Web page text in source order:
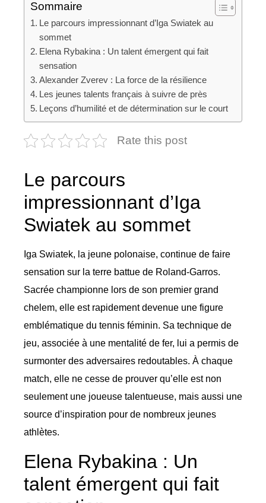
Sommaire
Le parcours impressionnant d’Iga Swiatek au
sommet
Elena Rybakina : Un talent émergent qui fait
sensation
Alexander Zverev : La force de la résilience
Les jeunes talents français à suivre de près
Leçons d’humilité et de détermination sur le court
Rate this post
Le parcours
impressionnant d’Iga
Swiatek au sommet
Iga Swiatek, la jeune polonaise, continue de faire
sensation sur la terre battue de Roland-Garros.
Sacrée championne lors de son premier grand
chelem, elle est rapidement devenue une figure
emblématique du tennis féminin. Sa technique de
jeu, associée à une mentalité de fer, lui a permis de
surmonter des adversaires redoutables. À chaque
match, elle ne cesse de prouver qu’elle est non
seulement une joueuse talentueuse, mais aussi une
source d’inspiration pour de nombreux jeunes
athlètes.
Elena Rybakina : Un
talent émergent qui fait